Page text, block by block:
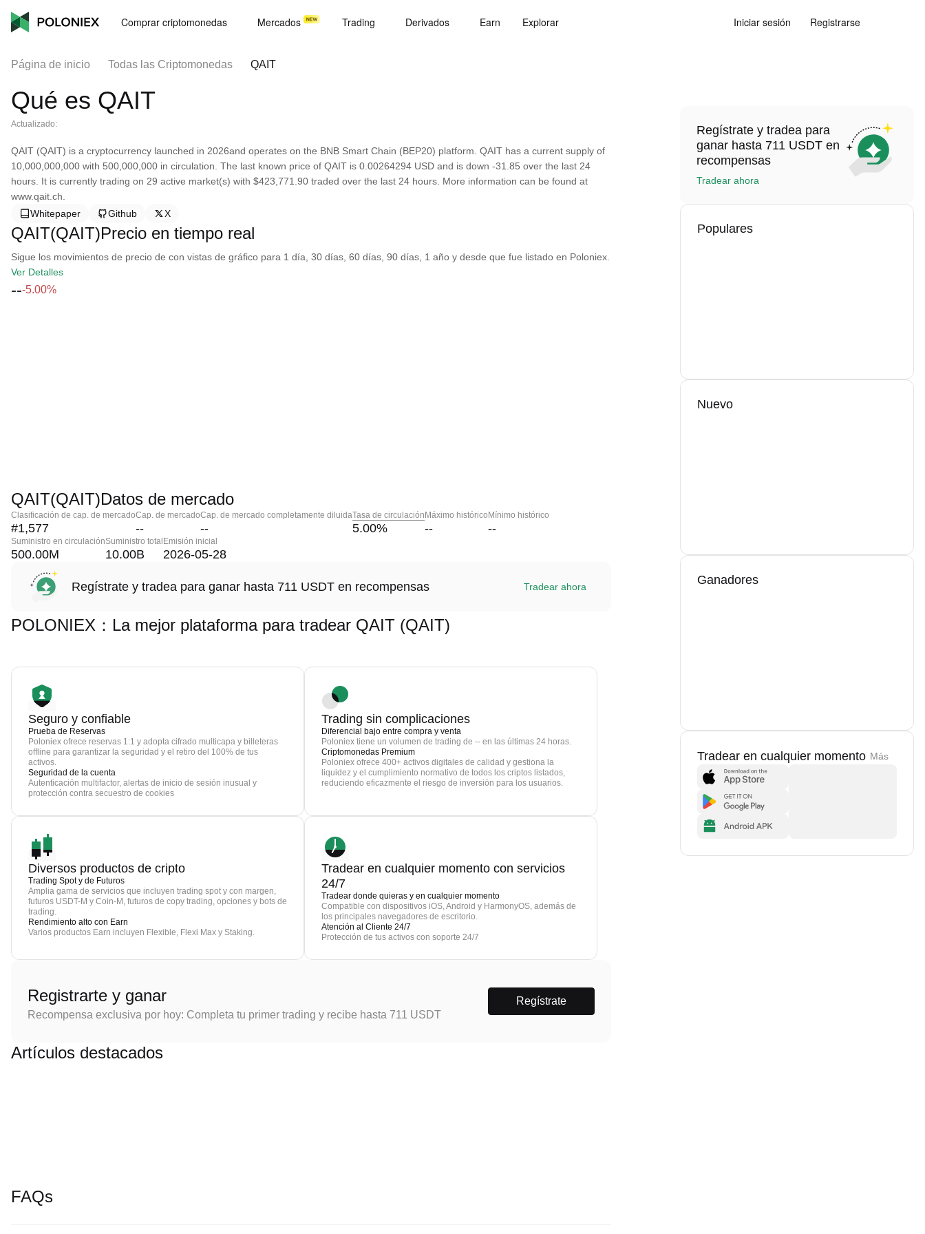
Comprar criptomonedas Mercados Trading Derivados Earn Explorar Iniciar sesión Registrarse
Página de inicio Todas las Criptomonedas QAIT
Qué es QAIT
Actualizado:
QAIT (QAIT) is a cryptocurrency launched in 2026and operates on the BNB Smart Chain (BEP20) platform. QAIT has a current supply of
10,000,000,000 with 500,000,000 in circulation. The last known price of QAIT is 0.00264294 USD and is down -31.85 over the last 24
hours. It is currently trading on 29 active market(s) with $423,771.90 traded over the last 24 hours. More information can be found at
www.qait.ch.
Whitepaper
Github X
QAIT(QAIT)Precio en tiempo real
Sigue los movimientos de precio de con vistas de gráfico para 1 día, 30 días, 60 días, 90 días, 1 año y desde que fue listado en Poloniex.
Ver Detalles
---5.00%
QAIT(QAIT)Datos de mercado
Clasificación de cap. de mercado
#1,577
Cap. de mercado
--
Cap. de mercado completamente diluida
--
Tasa de circulación
5.00%
Máximo histórico
--
Mínimo histórico
--
Suministro en circulación
500.00M
Suministro total
10.00B
Emisión inicial
2026-05-28
Regístrate y tradea para ganar hasta 711 USDT en recompensas Tradear ahora
POLONIEX：La mejor plataforma para tradear QAIT (QAIT)
Seguro y confiable
Prueba de Reservas
Poloniex ofrece reservas 1:1 y adopta cifrado multicapa y billeteras
offline para garantizar la seguridad y el retiro del 100% de tus
activos.
Seguridad de la cuenta
Autenticación multifactor, alertas de inicio de sesión inusual y
protección contra secuestro de cookies
Trading sin complicaciones
Diferencial bajo entre compra y venta
Poloniex tiene un volumen de trading de -- en las últimas 24 horas.
Criptomonedas Premium
Poloniex ofrece 400+ activos digitales de calidad y gestiona la
liquidez y el cumplimiento normativo de todos los criptos listados,
reduciendo eficazmente el riesgo de inversión para los usuarios.
Diversos productos de cripto
Trading Spot y de Futuros
Amplia gama de servicios que incluyen trading spot y con margen,
futuros USDT-M y Coin-M, futuros de copy trading, opciones y bots de
trading.
Rendimiento alto con Earn
Varios productos Earn incluyen Flexible, Flexi Max y Staking.
Tradear en cualquier momento con servicios
24/7
Tradear donde quieras y en cualquier momento
Compatible con dispositivos iOS, Android y HarmonyOS, además de
los principales navegadores de escritorio.
Atención al Cliente 24/7
Protección de tus activos con soporte 24/7
Registrarte y ganar
Recompensa exclusiva por hoy: Completa tu primer trading y recibe hasta 711 USDT
Regístrate
Artículos destacados
FAQs
Regístrate y tradea para
ganar hasta 711 USDT en
recompensas
Tradear ahora
Populares
Nuevo
Ganadores
Tradear en cualquier momento Más